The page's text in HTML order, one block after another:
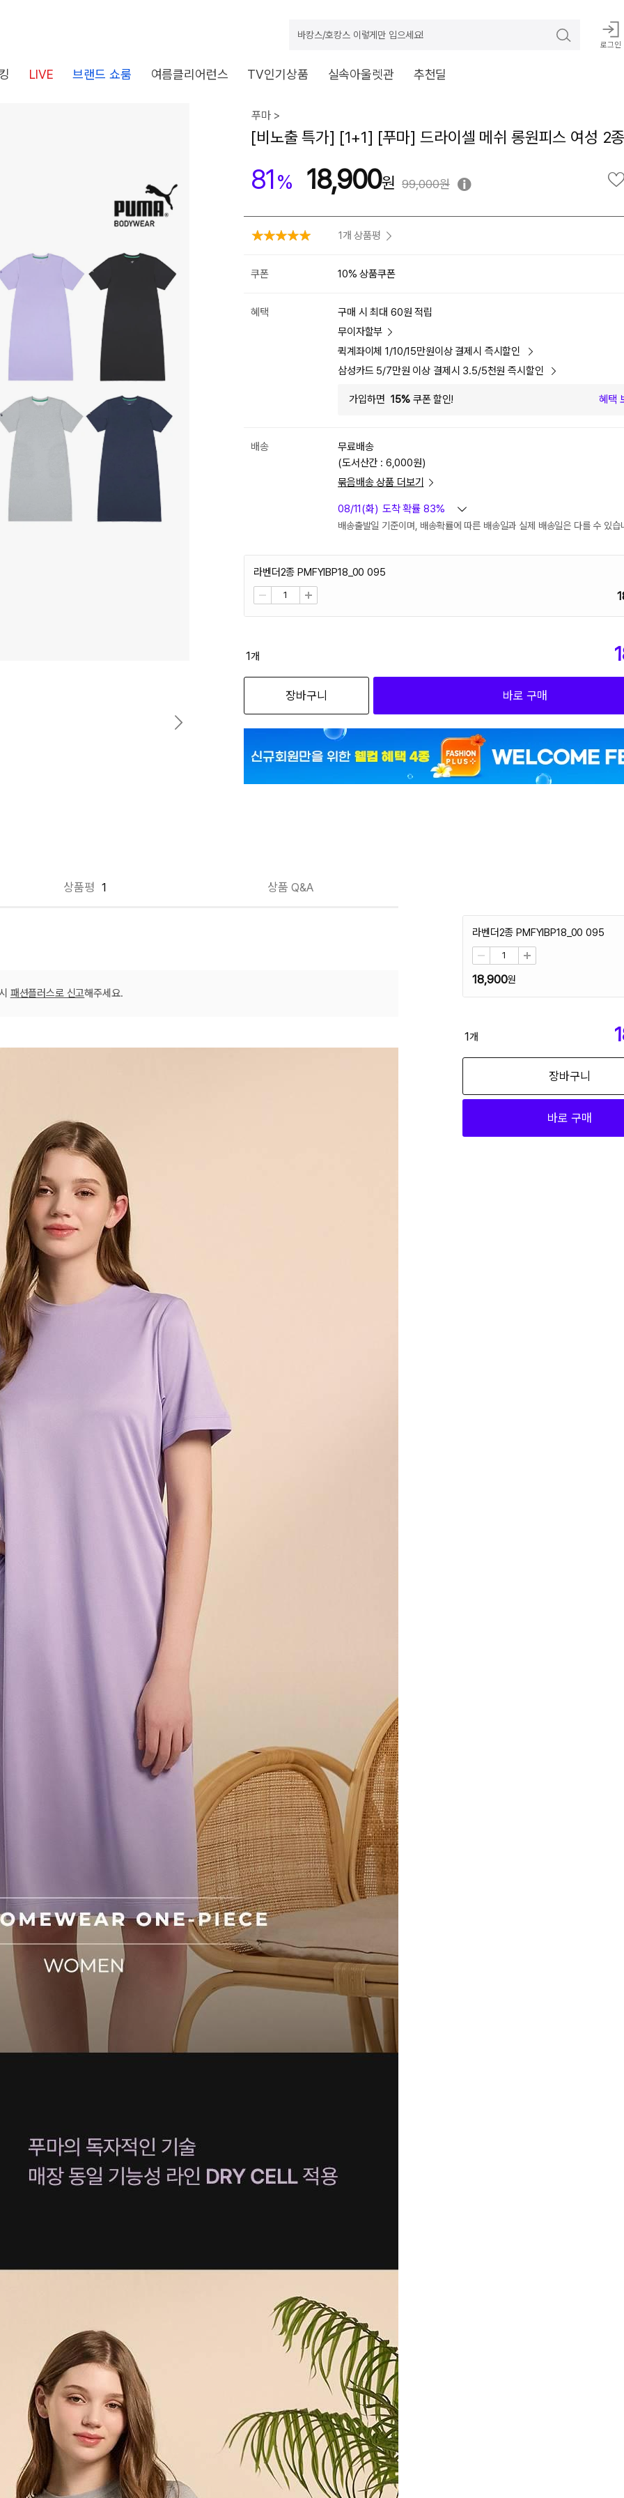
바캉스/호캉스 이렇게만 입으세요!
로그인
LIVE 브랜드 쇼룸 여름클리어런스 TV인기상품 실속아울렛관 추천딜
장바구니 쿠폰
가능 쿠폰
습니다.
품이에요
?
장바구니 가기
푸마 >
[비노출 특가] [1+1] [푸마] 드라이셀 메쉬 롱원피스 여성 2
81% 18,900 99,000원
1개 상품평
쿠폰 10% 상품쿠폰
혜택
구매 시 최대 60원 적립
무이자할부
퀵계좌이체 1/10/15만원이상 결제시 즉시할인
삼성카드 5/7만원 이상 결제시 3.5/5천원 즉시할인
가입하면 15%쿠폰 할인! 혜택
배송
무료배송
(도서산간 : 6,000원)
묶음배송 상품 더보기
08/11(화) 도착 확률 83%
배송출발일 기준이며, 배송확률에 따른 배송일과 실제 배송일은 다를 수 있습
라벤더2종 PMFYIBP18_00 095
1개
장바구니 바로 구매
상품평 1 상품 Q&A
라벤더2종 PMFYIBP18_00 095
18,900
1개
장바구니
바로 구매